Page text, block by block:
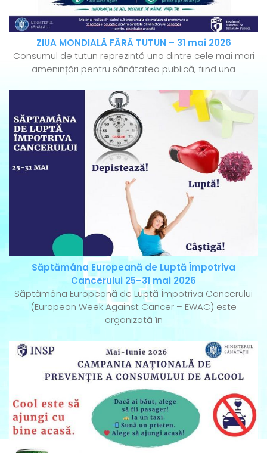
ZIUA MONDIALĂ FĂRĂ TUTUN – 31 mai 2026
Consumul de tutun reprezintă una dintre cele mai mari
amenințări pentru sănătatea publică, fiind una
Săptămâna Europeană de Luptă Împotriva
Cancerului 25–31 mai 2026
Săptămâna Europeană de Luptă Împotriva Cancerului
(European Week Against Cancer – EWAC) este
organizată în